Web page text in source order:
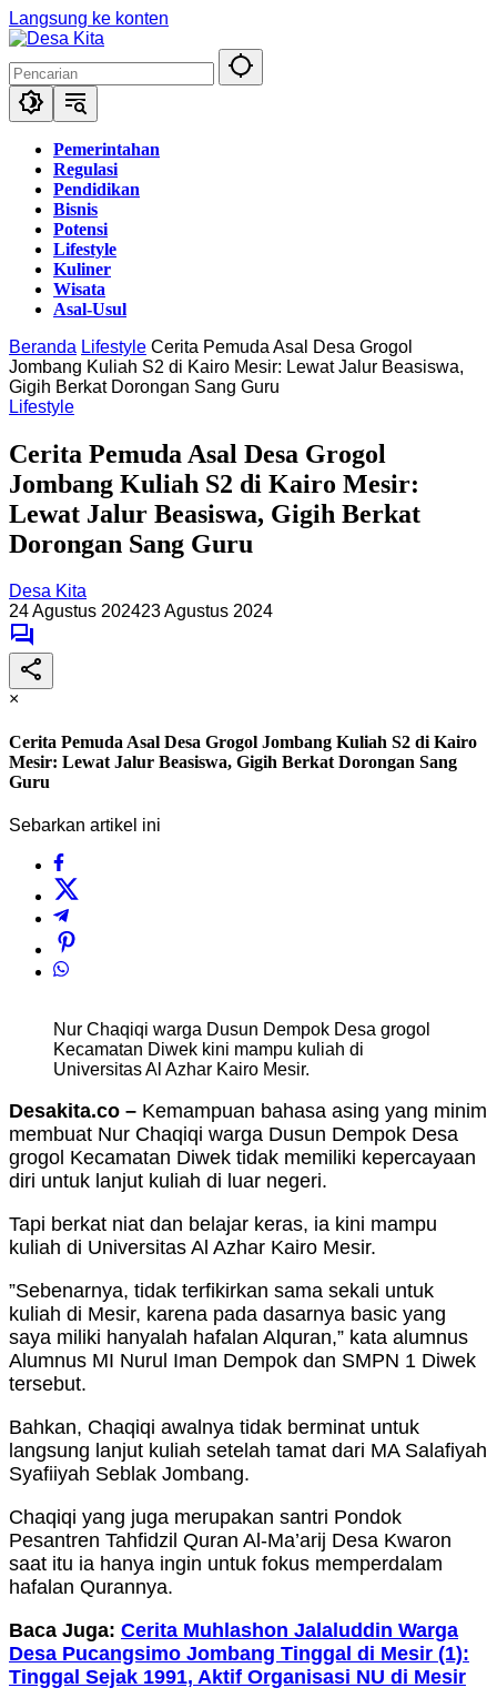
Langsung ke konten
Pemerintahan
Regulasi
Pendidikan
Bisnis
Potensi
Lifestyle
Kuliner
Wisata
Asal-Usul
Beranda Lifestyle Cerita Pemuda Asal Desa Grogol
Jombang Kuliah S2 di Kairo Mesir: Lewat Jalur Beasiswa,
Gigih Berkat Dorongan Sang Guru
Lifestyle
Cerita Pemuda Asal Desa Grogol
Jombang Kuliah S2 di Kairo Mesir:
Lewat Jalur Beasiswa, Gigih Berkat
Dorongan Sang Guru
Desa Kita
24 Agustus 202423 Agustus 2024
×
Cerita Pemuda Asal Desa Grogol Jombang Kuliah S2 di Kairo
Mesir: Lewat Jalur Beasiswa, Gigih Berkat Dorongan Sang
Guru
Sebarkan artikel ini
Nur Chaqiqi warga Dusun Dempok Desa grogol
Kecamatan Diwek kini mampu kuliah di
Universitas Al Azhar Kairo Mesir.
Desakita.co – Kemampuan bahasa asing yang minim
membuat Nur Chaqiqi warga Dusun Dempok Desa
grogol Kecamatan Diwek tidak memiliki kepercayaan
diri untuk lanjut kuliah di luar negeri.
Tapi berkat niat dan belajar keras, ia kini mampu
kuliah di Universitas Al Azhar Kairo Mesir.
”Sebenarnya, tidak terfikirkan sama sekali untuk
kuliah di Mesir, karena pada dasarnya basic yang
saya miliki hanyalah hafalan Alquran,” kata alumnus
Alumnus MI Nurul Iman Dempok dan SMPN 1 Diwek
tersebut.
Bahkan, Chaqiqi awalnya tidak berminat untuk
langsung lanjut kuliah setelah tamat dari MA Salafiyah
Syafiiyah Seblak Jombang.
Chaqiqi yang juga merupakan santri Pondok
Pesantren Tahfidzil Quran Al-Ma’arij Desa Kwaron
saat itu ia hanya ingin untuk fokus memperdalam
hafalan Qurannya.
Baca Juga: Cerita Muhlashon Jalaluddin Warga
Desa Pucangsimo Jombang Tinggal di Mesir (1):
Tinggal Sejak 1991, Aktif Organisasi NU di Mesir